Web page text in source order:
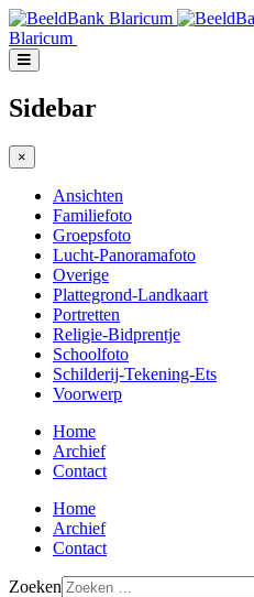
Blaricum
Sidebar
×
Ansichten
Familiefoto
Groepsfoto
Lucht-Panoramafoto
Overige
Plattegrond-Landkaart
Portretten
Religie-Bidprentje
Schoolfoto
Schilderij-Tekening-Ets
Voorwerp
Home
Archief
Contact
Home
Archief
Contact
Zoeken